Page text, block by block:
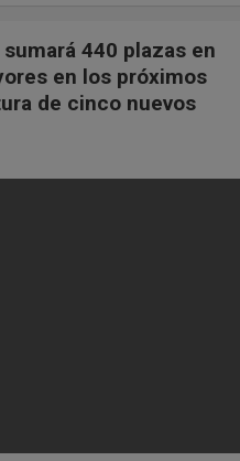
440 plazas en
en los próximos
de cinco nuevos